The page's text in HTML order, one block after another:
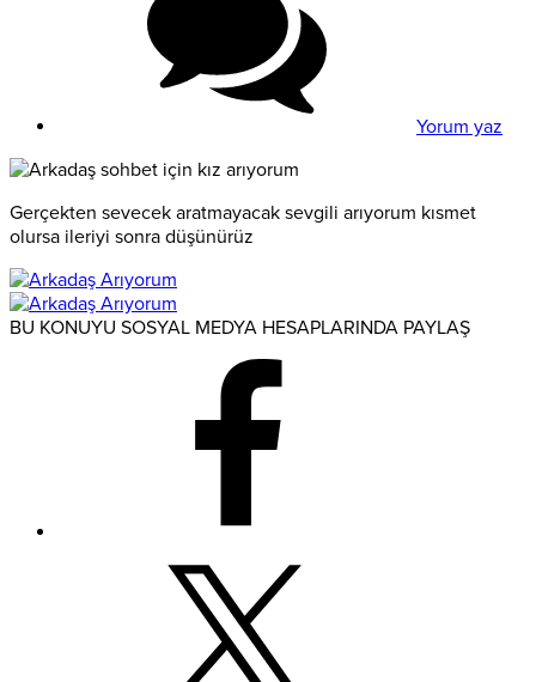
Yorum yaz
Gerçekten sevecek aratmayacak sevgili arıyorum kısmet
olursa ileriyi sonra düşünürüz
BU KONUYU SOSYAL MEDYA HESAPLARINDA PAYLAŞ